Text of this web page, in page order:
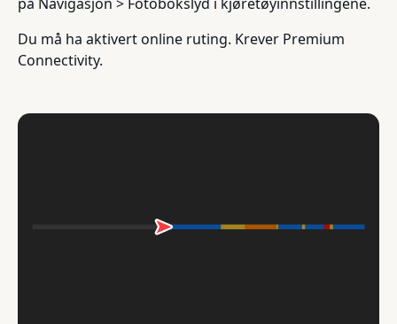
Du må ha aktivert online ruting. Krever Premium
Connectivity.